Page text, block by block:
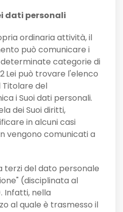
dati personali
ordinaria attività, il
può comunicare i
categorie di
Lei può trovare l'elenco
Titolare del
i Suoi dati personali.
dei Suoi diritti,
in alcuni casi
vengono comunicati a
terzi del dato personale
(disciplinata al
Infatti, nella
al quale è trasmesso il